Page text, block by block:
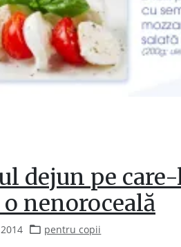
dejun pe
o nenoroceală
pentru copii